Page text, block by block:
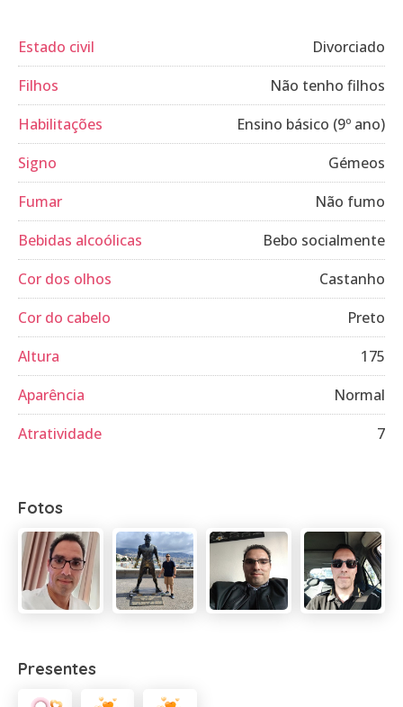
Estado civil
Divorciado
Filhos
Não tenho filhos
Habilitações
Ensino básico (9º ano)
Signo
Gémeos
Fumar
Não fumo
Bebidas alcoólicas
Bebo socialmente
Cor dos olhos
Castanho
Cor do cabelo
Preto
Altura
175
Aparência
Normal
Atratividade
7
Fotos
Presentes